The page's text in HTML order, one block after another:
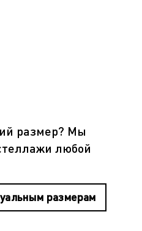
размер? Мы
любой
размерам